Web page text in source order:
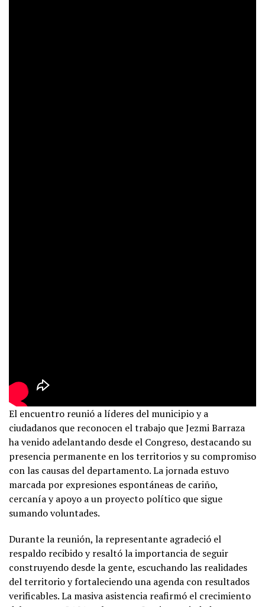
El encuentro reunió a líderes del municipio y a
ciudadanos que reconocen el trabajo que Jezmi Barraza
ha venido adelantando desde el Congreso, destacando su
presencia permanente en los territorios y su compromiso
con las causas del departamento. La jornada estuvo
marcada por expresiones espontáneas de cariño,
cercanía y apoyo a un proyecto político que sigue
sumando voluntades.
Durante la reunión, la representante agradeció el
respaldo recibido y resaltó la importancia de seguir
construyendo desde la gente, escuchando las realidades
del territorio y fortaleciendo una agenda con resultados
verificables. La masiva asistencia reafirmó el crecimiento